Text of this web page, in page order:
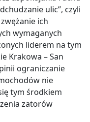
ulic”, czyli
ich
wymaganych
liderem na tym
Krakowa – San
ograniczanie
nie
tym środkiem
zatorów